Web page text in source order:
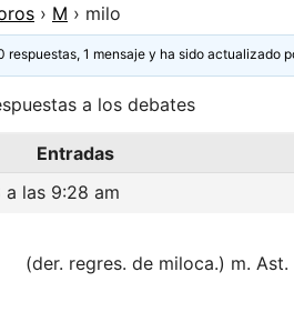
› M › milo
respuestas, 1 mensaje y ha sido actualizado
a los debates
Entradas
a las 9:28 am
(der. regres. de miloca.) m.